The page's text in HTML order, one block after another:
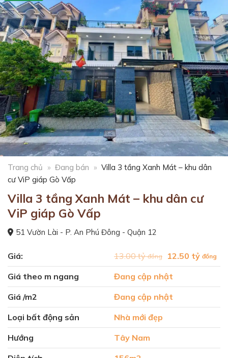
Trang chủ » Đang bán » Villa 3 tầng Xanh Mát – khu dân
cư ViP giáp Gò Vấp
Villa 3 tầng Xanh Mát – khu dân cư
ViP giáp Gò Vấp
51 Vườn Lài - P. An Phú Đông - Quận 12
Giá: 13.00 tỷđồng
Giá
gốc
là:
tỷ
12.50 tỷ đồng
Giá theo m ngang
Đang cập nhật
Giá /m2
Đang cập nhật
Loại bất động sản
Nhà mới đẹp
Hướng
Tây Nam